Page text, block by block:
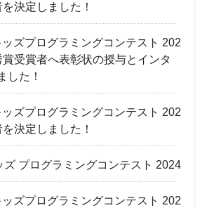
決定しました！
ッズプログラミングコンテスト 202
受賞者へ表彰状の授与とインタ
した！
ッズプログラミングコンテスト 202
決定しました！
ズ プログラミングコンテスト 2024
ッズプログラミングコンテスト 202